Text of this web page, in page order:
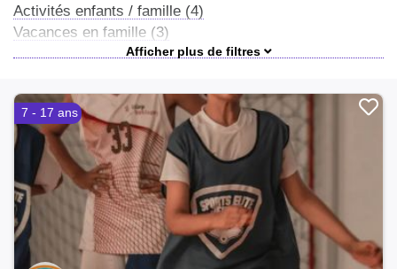
Activités enfants / famille (4)
Vacances en famille (3)
Ateliers et stages (1)
Séjours culture et découverte (1)
7 - 17 ans